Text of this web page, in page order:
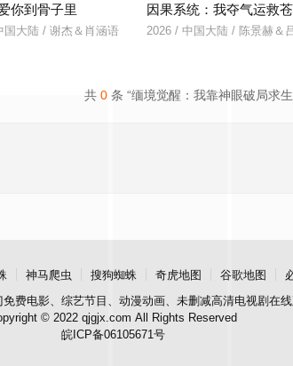
你到骨子里
国大陆 / 谢杰＆肖涵语
因果系统：我夺气运救
2026 / 中国大陆 / 陈景赫＆
共 0 条 “缅境觉醒：我靠神眼破局求
神马爬虫 搜狗蜘蛛 奇虎地图 谷歌地图
免费电影、综艺节目、动漫动画、未删减高清电视剧在
© 2022 qjgjx.com All Rights Reserved
皖ICP备06105671号